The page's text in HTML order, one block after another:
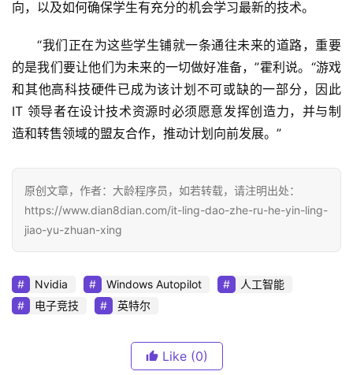
向，以及如何确保学生有充分的机会学习最新的技术。
“我们正在为这些学生铺就一条通往未来的道路，重要
的是我们要让他们为未来的一切做好准备，”霍利说。“游戏
和其他高科技硬件已成为该计划不可或缺的一部分，因此
IT 领导者在设计技术资源时必须愿意发挥创造力，并与制
造和转售领域的盟友合作，推动计划向前发展。”
原创文章，作者：大龄程序员，如若转载，请注明出处：
https://www.dian8dian.com/it-ling-dao-zhe-ru-he-yin-ling-
jiao-yu-zhuan-xing
Nvidia Windows Autopilot
人工智能
电子竞技
英特尔
Like (0)